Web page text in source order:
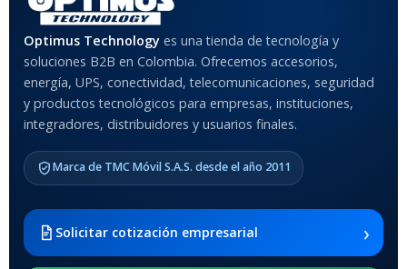
Optimus Technology es una tienda de tecnología y
soluciones B2B en Colombia. Ofrecemos accesorios,
energía, UPS, conectividad, telecomunicaciones, seguridad
y productos tecnológicos para empresas, instituciones,
integradores, distribuidores y usuarios finales.
Marca de TMC Móvil S.A.S. desde el año 2011
Solicitar cotización empresarial ›